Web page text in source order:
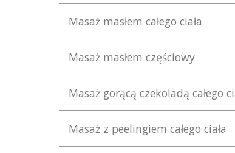
Masaż masłem całego ciała
Masaż masłem częściowy
Masaż gorącą czekoladą całego
Masaż z peelingiem całego ciała